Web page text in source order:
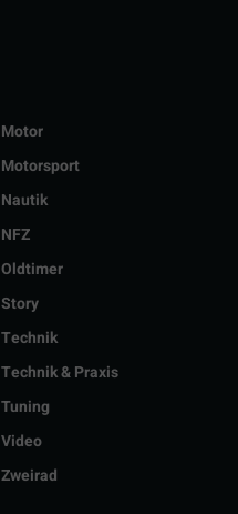
Motor
Motorsport
Nautik
NFZ
Oldtimer
Story
Technik
Technik & Praxis
Tuning
Video
Zweirad